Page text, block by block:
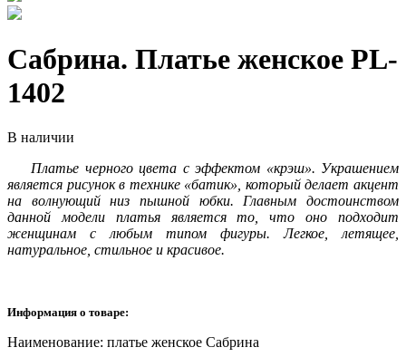
Сабрина. Платье женское PL-
1402
В наличии
Платье черного цвета с эффектом «крэш». Украшением
является рисунок в технике «батик», который делает акцент
на волнующий низ пышной юбки. Главным достоинством
данной модели платья является то, что оно подходит
женщинам с любым типом фигуры.
Легкое, летящее,
натуральное, стильное и красивое.
Информация о товаре:
Наименование: платье женское Сабрина